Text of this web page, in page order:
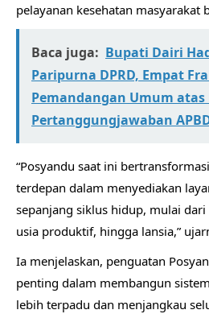
pelayanan kesehatan masyarakat
Baca juga: Bupati Dairi
Paripurna DPRD, Empat
Pemandangan Umum atas
Pertanggungjawaban
“Posyandu saat ini
terdepan dalam menyediakan
sepanjang siklus hidup, mulai
usia produktif, hingga lansia,”
Ia menjelaskan, penguatan
penting dalam membangun
lebih terpadu dan menjangkau